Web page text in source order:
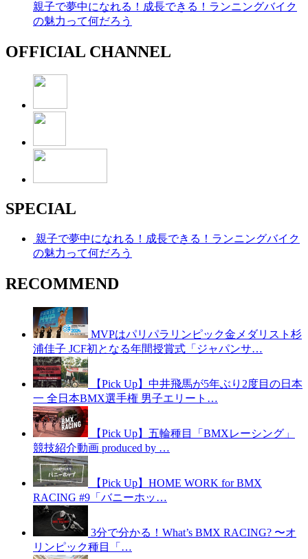
親子で夢中になれる！成長できる！ランニングバイク
の魅力って何だろう
OFFICIAL CHANNEL
SPECIAL
親子で夢中になれる！成長できる！ランニングバイク
の魅力って何だろう
RECOMMEND
MVPはパリパラリンピック金メダリスト杉
浦佳子 JCF初となる年間授賞式「ジャパンサ…
【Pick Up】中井飛馬が5年ぶり2度目の日本
一 全日本BMX選手権 男子エリート…
【Pick Up】五輪種目「BMXレーシング」
競技紹介動画 produced by …
【Pick Up】HOME WORK for BMX
RACING #9「バニーホッ…
3分で分かる！What’s BMX RACING? 〜オ
リンピック種目「…